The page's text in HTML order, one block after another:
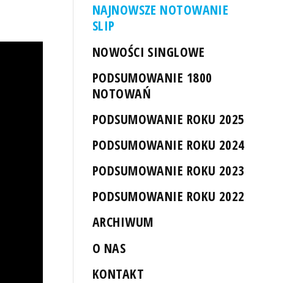
NAJNOWSZE NOTOWANIE
SLIP
NOWOŚCI SINGLOWE
PODSUMOWANIE 1800
NOTOWAŃ
PODSUMOWANIE ROKU 2025
PODSUMOWANIE ROKU 2024
PODSUMOWANIE ROKU 2023
PODSUMOWANIE ROKU 2022
ARCHIWUM
O NAS
KONTAKT